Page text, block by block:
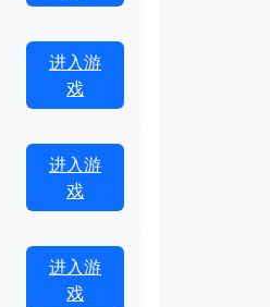
进入游
戏
进入游
戏
进入游
戏